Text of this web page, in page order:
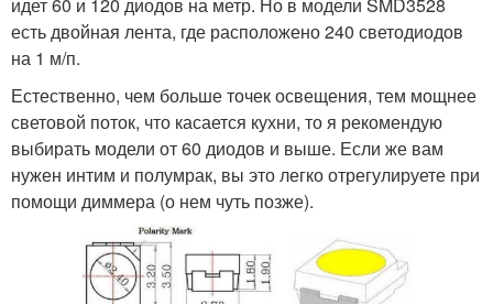
есть двойная лента, где расположено 240 светодиодов
на 1 м/п.
Естественно, чем больше точек освещения, тем мощнее
световой поток, что касается кухни, то я рекомендую
выбирать модели от 60 диодов и выше. Если же вам
нужен интим и полумрак, вы это легко отрегулируете при
помощи диммера (о нем чуть позже).